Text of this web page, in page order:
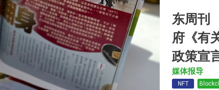
东周刊
府《有
政策宣
媒体报导
NFT